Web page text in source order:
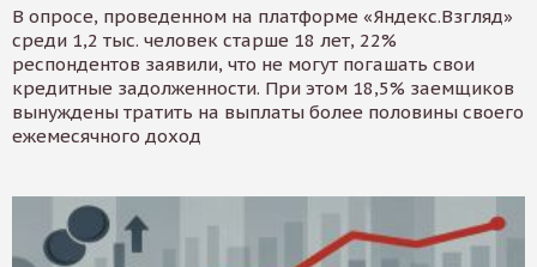
В опросе, проведенном на платформе «Яндекс.Взгляд»
среди 1,2 тыс. человек старше 18 лет, 22%
респондентов заявили, что не могут погашать свои
кредитные задолженности. При этом 18,5% заемщиков
вынуждены тратить на выплаты более половины своего
ежемесячного доход